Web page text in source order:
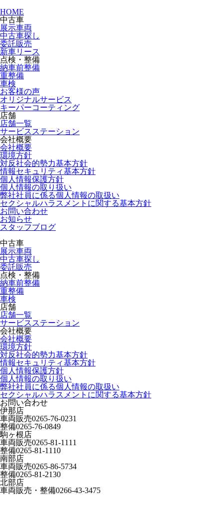
HOME
中古車
展示車両
中古車探し
委託販売
新車リース
点検・整備
納車前整備
重整備
車検
お客様の声
オリジナルサービス
キーパーコーティング
店舗
店舗一覧
サービスステーション
会社概要
会社概要
環境方針
対反社会的勢力基本方針
情報セキュリティ基本方針
個人情報保護方針
個人情報の取り扱い
弊社社員に係る個人情報の取扱い
セクシャルハラスメントに関する基本方針
お問い合わせ
お知らせ
スタッフブログ
中古車
展示車両
中古車探し
委託販売
点検・整備
納車前整備
重整備
車検
店舗
店舗一覧
サービスステーション
会社概要
会社概要
環境方針
対反社会的勢力基本方針
情報セキュリティ基本方針
個人情報保護方針
個人情報の取り扱い
弊社社員に係る個人情報の取扱い
セクシャルハラスメントに関する基本方針
お問い合わせ
伊那店
車両販売0265-76-0231
整備0265-76-0849
駒ヶ根店
車両販売0265-81-1111
整備0265-81-1110
南部店
車両販売0265-86-5734
整備0265-81-2130
北部店
車両販売・整備0266-43-3475